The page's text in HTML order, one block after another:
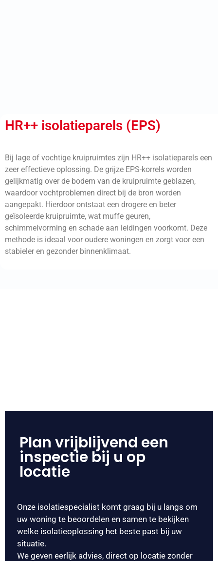
HR++ isolatieparels (EPS)
Bij lage of vochtige kruipruimtes zijn HR++ isolatieparels een
zeer effectieve oplossing. De grijze EPS-korrels worden
gelijkmatig over de bodem van de kruipruimte geblazen,
waardoor vochtproblemen direct bij de bron worden
aangepakt. Hierdoor ontstaat een drogere en beter
geïsoleerde kruipruimte, wat muffe geuren,
schimmelvorming en schade aan leidingen voorkomt. Deze
methode is ideaal voor oudere woningen en zorgt voor een
stabieler en gezonder binnenklimaat.
Plan vrijblijvend een
inspectie bij u op
locatie
Onze isolatiespecialist komt graag bij u langs om
uw woning te beoordelen en samen te bekijken
welke isolatieoplossing het beste past bij uw
situatie.
We geven eerlijk advies, direct op locatie zonder